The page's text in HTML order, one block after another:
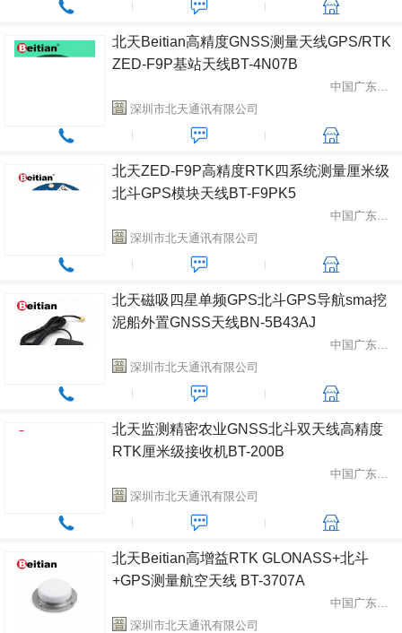
北天Beitian高精度GNSS测量天线GPS/RTK
ZED-F9P基站天线BT-4N07B
中国广东省深圳市
深圳市北天通讯有限公司
北天ZED-F9P高精度RTK四系统测量厘米级
北斗GPS模块天线BT-F9PK5
中国广东省深圳市
深圳市北天通讯有限公司
北天磁吸四星单频GPS北斗GPS导航sma挖
泥船外置GNSS天线BN-5B43AJ
中国广东省深圳市
深圳市北天通讯有限公司
北天监测精密农业GNSS北斗双天线高精度
RTK厘米级接收机BT-200B
中国广东省深圳市
深圳市北天通讯有限公司
北天Beitian高增益RTK GLONASS+北斗
+GPS测量航空天线 BT-3707A
中国广东省深圳市
深圳市北天通讯有限公司